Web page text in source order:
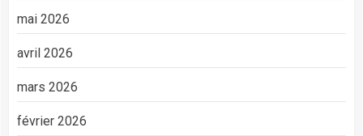
mai 2026
avril 2026
mars 2026
février 2026